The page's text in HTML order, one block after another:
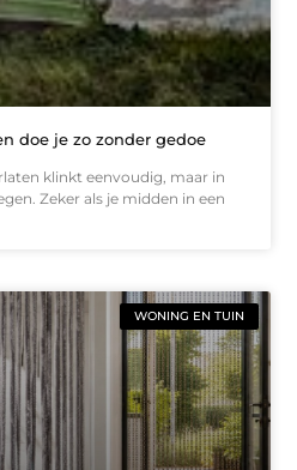
doe je zo zonder gedoe
klinkt eenvoudig, maar in
Zeker als je midden in een
WONING EN TUIN